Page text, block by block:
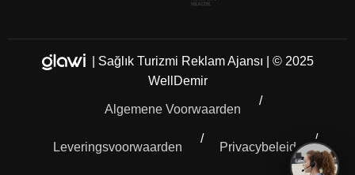
| Sağlık Turizmi Reklam Ajansı
| © 2025
WellDemir
Algemene Voorwaarden
Leveringsvoorwaarden Privacybeleid